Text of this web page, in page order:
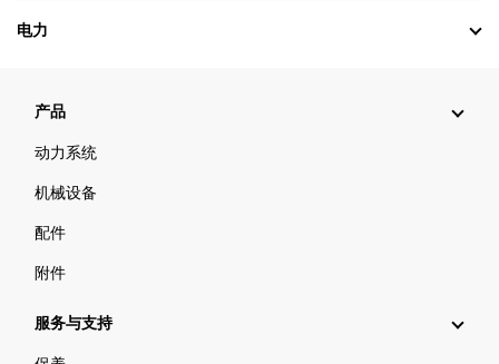
电力
产品
动力系统
机械设备
配件
附件
服务与支持